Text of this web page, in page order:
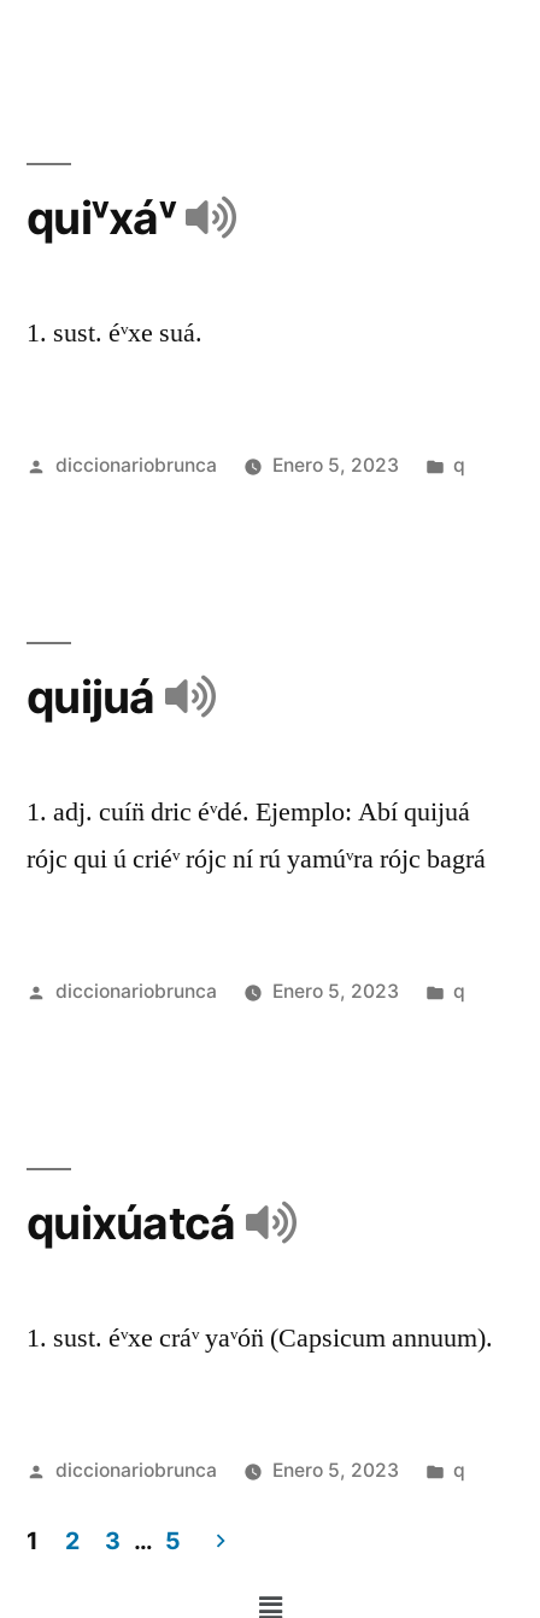
quiᵛxáᵛ
1. sust. éᵛxe suá.
diccionariobrunca Enero 5, 2023 q
quijuá
1. adj. cuín̈ dric éᵛdé. Ejemplo: Abí quijuá
rójc qui ú criéᵛ rójc ní rú yamúᵛra rójc bagrá
diccionariobrunca Enero 5, 2023 q
quixúatcá
1. sust. éᵛxe cráᵛ yaᵛón̈ (Capsicum annuum).
diccionariobrunca Enero 5, 2023 q
1 2 3 … 5